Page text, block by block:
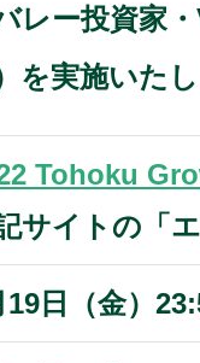
レー投資家
を実施いた
Tohoku
サイトの「
19日（金）